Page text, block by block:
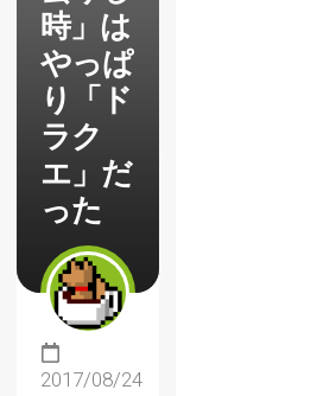
時」は
やっぱ
り「ド
ラク
エ」だ
った
2017/08/24